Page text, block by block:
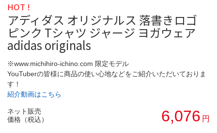
HOT !
アディダス オリジナルス 落書きロゴ
ピンク Tシャツ ジャージ ヨガウェア
adidas originals
※www.michihiro-ichino.com 限定モデル
YouTuberの皆様に商品の使い心地などをご紹介いただいておりま
す！
紹介動画はこちら
ネット販売
価格（税込）
6,076 円